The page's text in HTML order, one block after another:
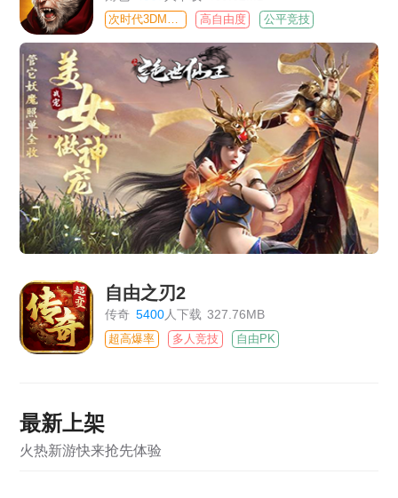
高自由度 公平竞技
自由之刃2
传奇 5400人下载 327.76MB
超高爆率 多人竞技 自由PK
最新上架
火热新游快来抢先体验